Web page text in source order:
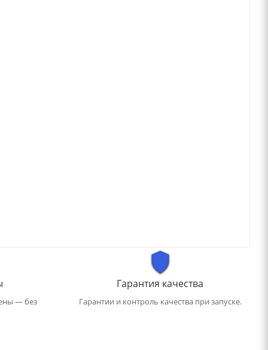
— без
Гарантия качества
Гарантии и контроль качества при запуске.